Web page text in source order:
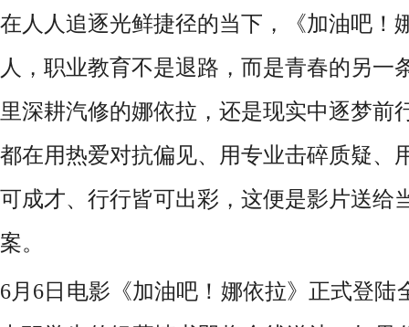
在人人追逐光鲜捷径的当下，《加油吧！
人，职业教育不是退路，而是青春的另一
里深耕汽修的娜依拉，还是现实中逐梦前
都在用热爱对抗偏见、用专业击碎质疑、
可成才、行行皆可出彩，这便是影片送给
案。
6月 6日电影《加油吧！娜依拉》正式登陆